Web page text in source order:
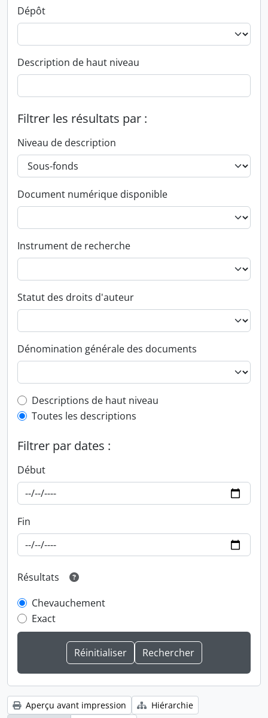
Dépôt
Description de haut niveau
Filtrer les résultats par :
Niveau de description
Document numérique disponible
Instrument de recherche
Statut des droits d'auteur
Dénomination générale des documents
Top-level description filter
Descriptions de haut niveau
Toutes les descriptions
Filtrer par dates :
Début
Fin
Résultats
Chevauchement
Exact
Aperçu avant impression Hiérarchie